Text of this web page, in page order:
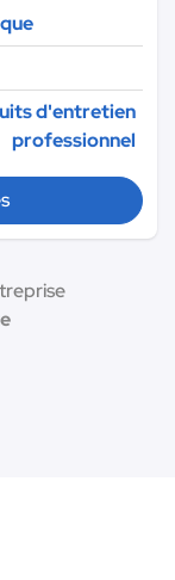
d'entretien
professionnel